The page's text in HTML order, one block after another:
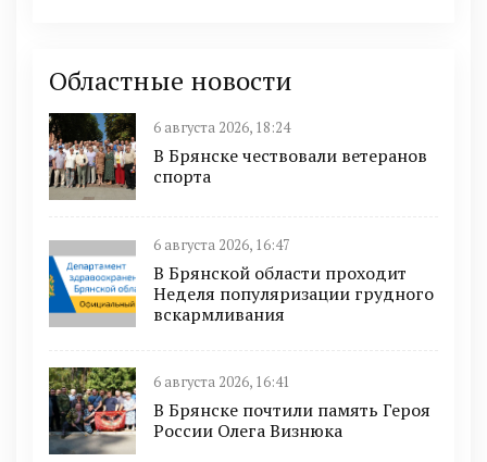
Областные новости
6 августа 2026, 18:24
В Брянске чествовали ветеранов
спорта
6 августа 2026, 16:47
В Брянской области проходит
Неделя популяризации грудного
вскармливания
6 августа 2026, 16:41
В Брянске почтили память Героя
России Олега Визнюка